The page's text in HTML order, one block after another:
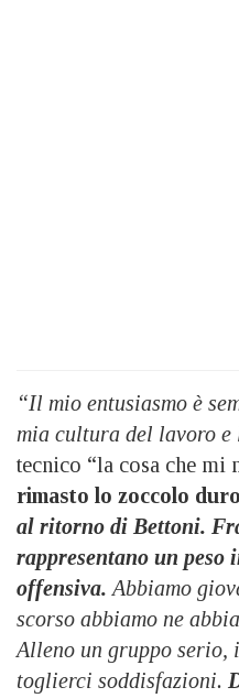
“Il mio entusiasmo è
mia cultura del lavoro e
tecnico “la cosa che mi
rimasto lo zoccolo
al ritorno di Bettoni.
rappresentano un peso
offensiva. Abbiamo
scorso abbiamo ne
Alleno un gruppo serio,
toglierci soddisfazioni.